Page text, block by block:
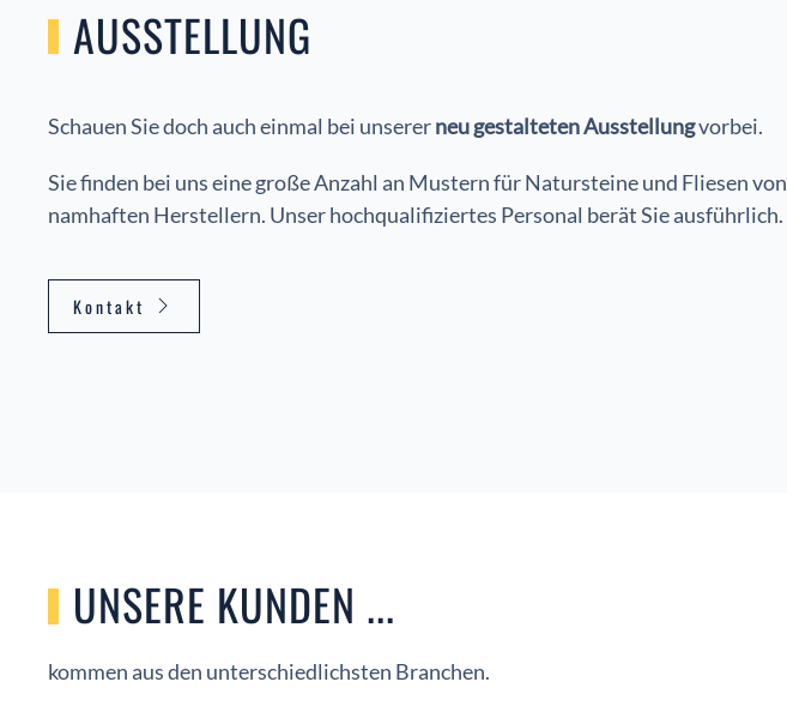
AUSSTELLUNG
Schauen Sie doch auch einmal bei unsererneu gestalteten Ausstellungvorbei.
Sie finden bei uns eine große Anzahl an Mustern für Natursteine und Fliesen von
namhaften Herstellern. Unser hochqualifiziertes Personal berät Sie ausführlich.
Kontakt
UNSERE KUNDEN ...
kommen aus den unterschiedlichsten Branchen.